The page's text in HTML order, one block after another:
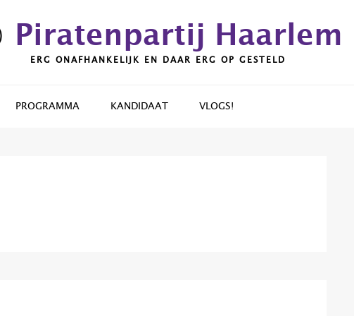
Piratenpartij Haarlem
ERG ONAFHANKELIJK EN DAAR ERG OP GESTELD
PROGRAMMA KANDIDAAT VLOGS!